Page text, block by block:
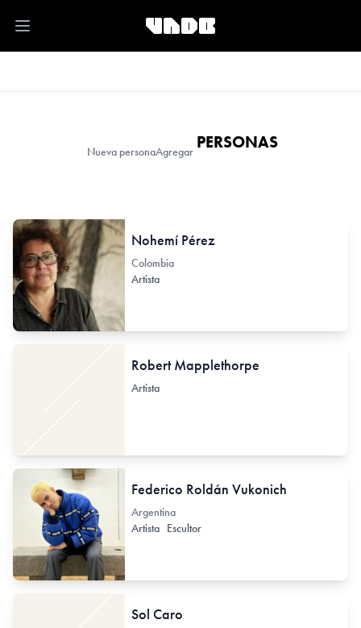
Open main menu
Nueva personaAgregar PERSONAS
Nohemí Pérez
Colombia
Artista
Robert Mapplethorpe
Artista
Federico Roldán Vukonich
Argentina
Artista Escultor
Sol Caro